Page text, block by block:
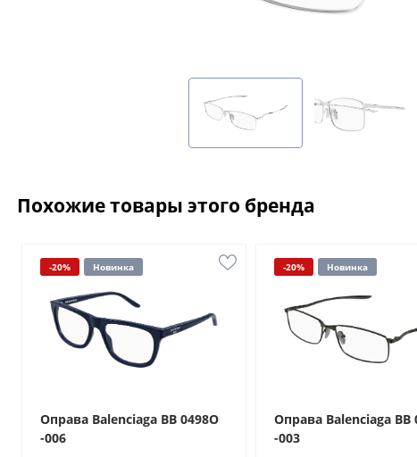
Похожие товары этого бренда
-20% Новинка
Оправа Balenciaga BB 0498O
-006
-20% Новинка
Оправа Balenciaga BB
-003